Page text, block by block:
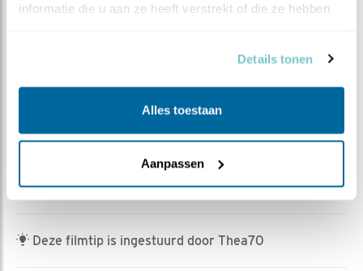
informatie die u aan ze heeft verstrekt of die ze hebben
Details tonen
Alles toestaan
Aanpassen
Aaltje | Geplaatst op 17 mei 2025, 10:45 |
leuk| Bewaar dit filmpje|
289x
Wat vind het kuiken op het rooster?
Prooirest of braakbal.
Deze filmtip is ingestuurd door Thea70